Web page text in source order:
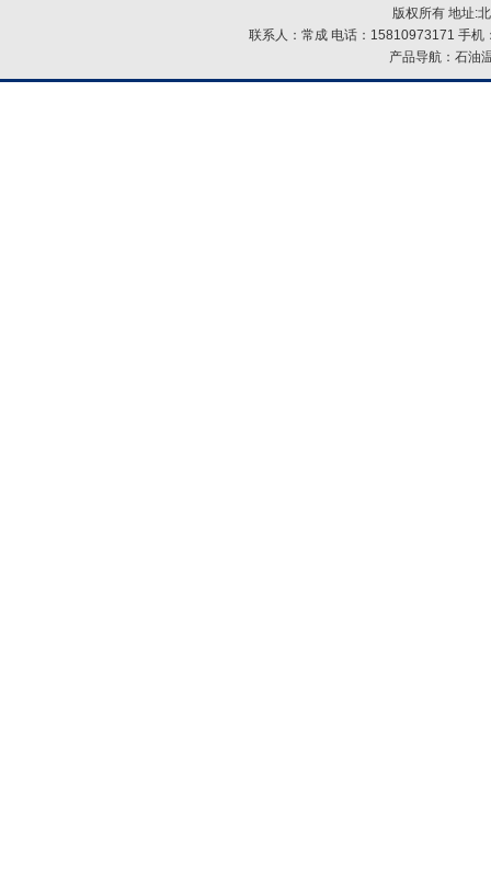
版权所有 地址:
联系人：常成 电话：15810973171 手
产品导航：石油